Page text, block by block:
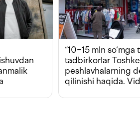
“10−15 mln so‘mga
tadbirkorlar
peshlavhalarning
qilinishi haqida.